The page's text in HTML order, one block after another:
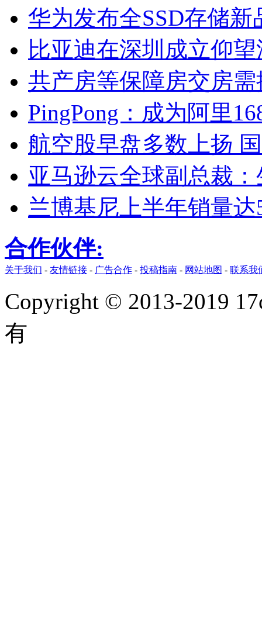
华为发布全SSD存储
比亚迪在深圳成立仰
共产房等保障房交房
PingPong：成为阿里
航空股早盘多数上扬
亚马逊云全球副总裁
兰博基尼上半年销量
合作伙伴:
关于我们 - 友情链接 - 广告合作 - 投稿指南 - 网站地图 - 联系我
Copyright © 2013-2019
有